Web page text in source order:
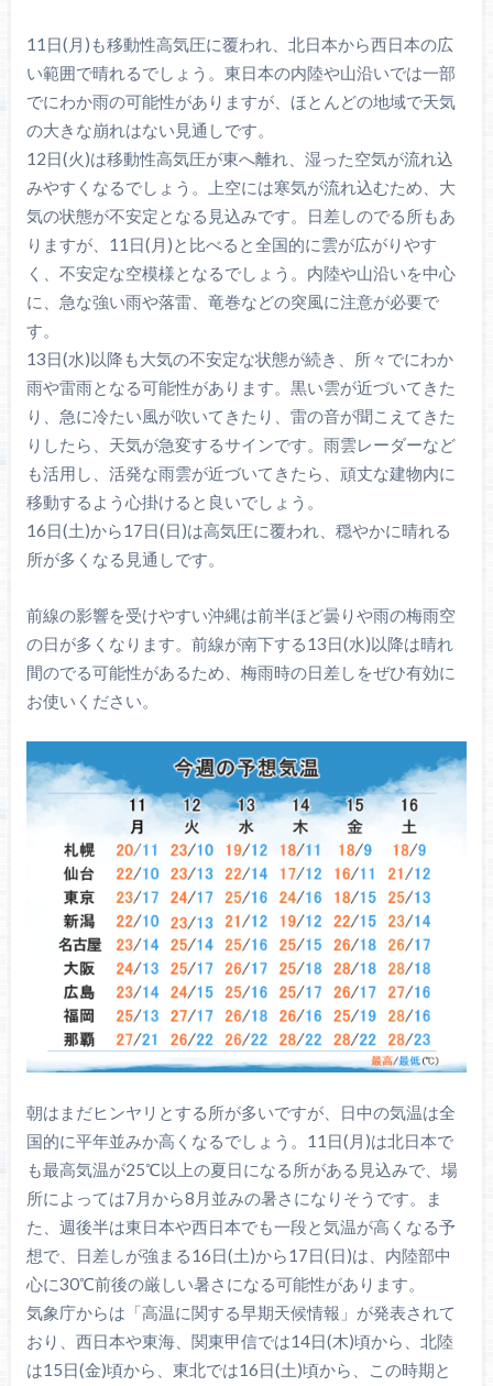
11日(月)も移動性高気圧に覆われ、北日本から西日本の広
い範囲で晴れるでしょう。東日本の内陸や山沿いでは一部
でにわか雨の可能性がありますが、ほとんどの地域で天気
の大きな崩れはない見通しです。
12日(火)は移動性高気圧が東へ離れ、湿った空気が流れ込
みやすくなるでしょう。上空には寒気が流れ込むため、大
気の状態が不安定となる見込みです。日差しのでる所もあ
りますが、11日(月)と比べると全国的に雲が広がりやす
く、不安定な空模様となるでしょう。内陸や山沿いを中心
に、急な強い雨や落雷、竜巻などの突風に注意が必要で
す。
13日(水)以降も大気の不安定な状態が続き、所々でにわか
雨や雷雨となる可能性があります。黒い雲が近づいてきた
り、急に冷たい風が吹いてきたり、雷の音が聞こえてきた
りしたら、天気が急変するサインです。雨雲レーダーなど
も活用し、活発な雨雲が近づいてきたら、頑丈な建物内に
移動するよう心掛けると良いでしょう。
16日(土)から17日(日)は高気圧に覆われ、穏やかに晴れる
所が多くなる見通しです。
前線の影響を受けやすい沖縄は前半ほど曇りや雨の梅雨空
の日が多くなります。前線が南下する13日(水)以降は晴れ
間のでる可能性があるため、梅雨時の日差しをぜひ有効に
お使いください。
朝はまだヒンヤリとする所が多いですが、日中の気温は全
国的に平年並みか高くなるでしょう。11日(月)は北日本で
も最高気温が25℃以上の夏日になる所がある見込みで、場
所によっては7月から8月並みの暑さになりそうです。ま
た、週後半は東日本や西日本でも一段と気温が高くなる予
想で、日差しが強まる16日(土)から17日(日)は、内陸部中
心に30℃前後の厳しい暑さになる可能性があります。
気象庁からは「高温に関する早期天候情報」が発表されて
おり、西日本や東海、関東甲信では14日(木)頃から、北陸
は15日(金)頃から、東北では16日(土)頃から、この時期と